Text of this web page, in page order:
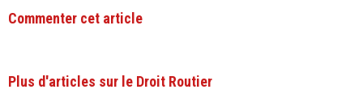
Commenter cet article
Plus d'articles sur le Droit Routier